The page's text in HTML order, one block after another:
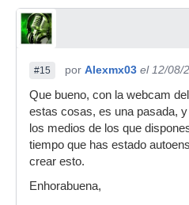
#15 por Alexmx03 el 12/08/
Que bueno, con la webcam
estas cosas, es una pasada,
los medios de los que
tiempo que has estado
crear esto.
Enhorabuena,